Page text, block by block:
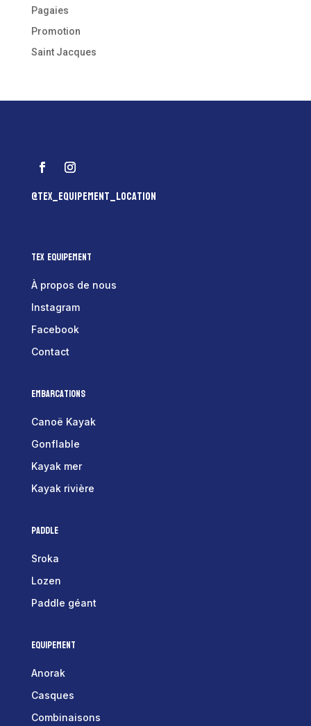
Pagaies
Promotion
Saint Jacques
@tex_equipement_location
Tex Equipement
À propos de nous
Instagram
Facebook
Contact
Embarcations
Canoë Kayak
Gonflable
Kayak mer
Kayak rivière
Paddle
Sroka
Lozen
Paddle géant
Equipement
Anorak
Casques
Combinaisons